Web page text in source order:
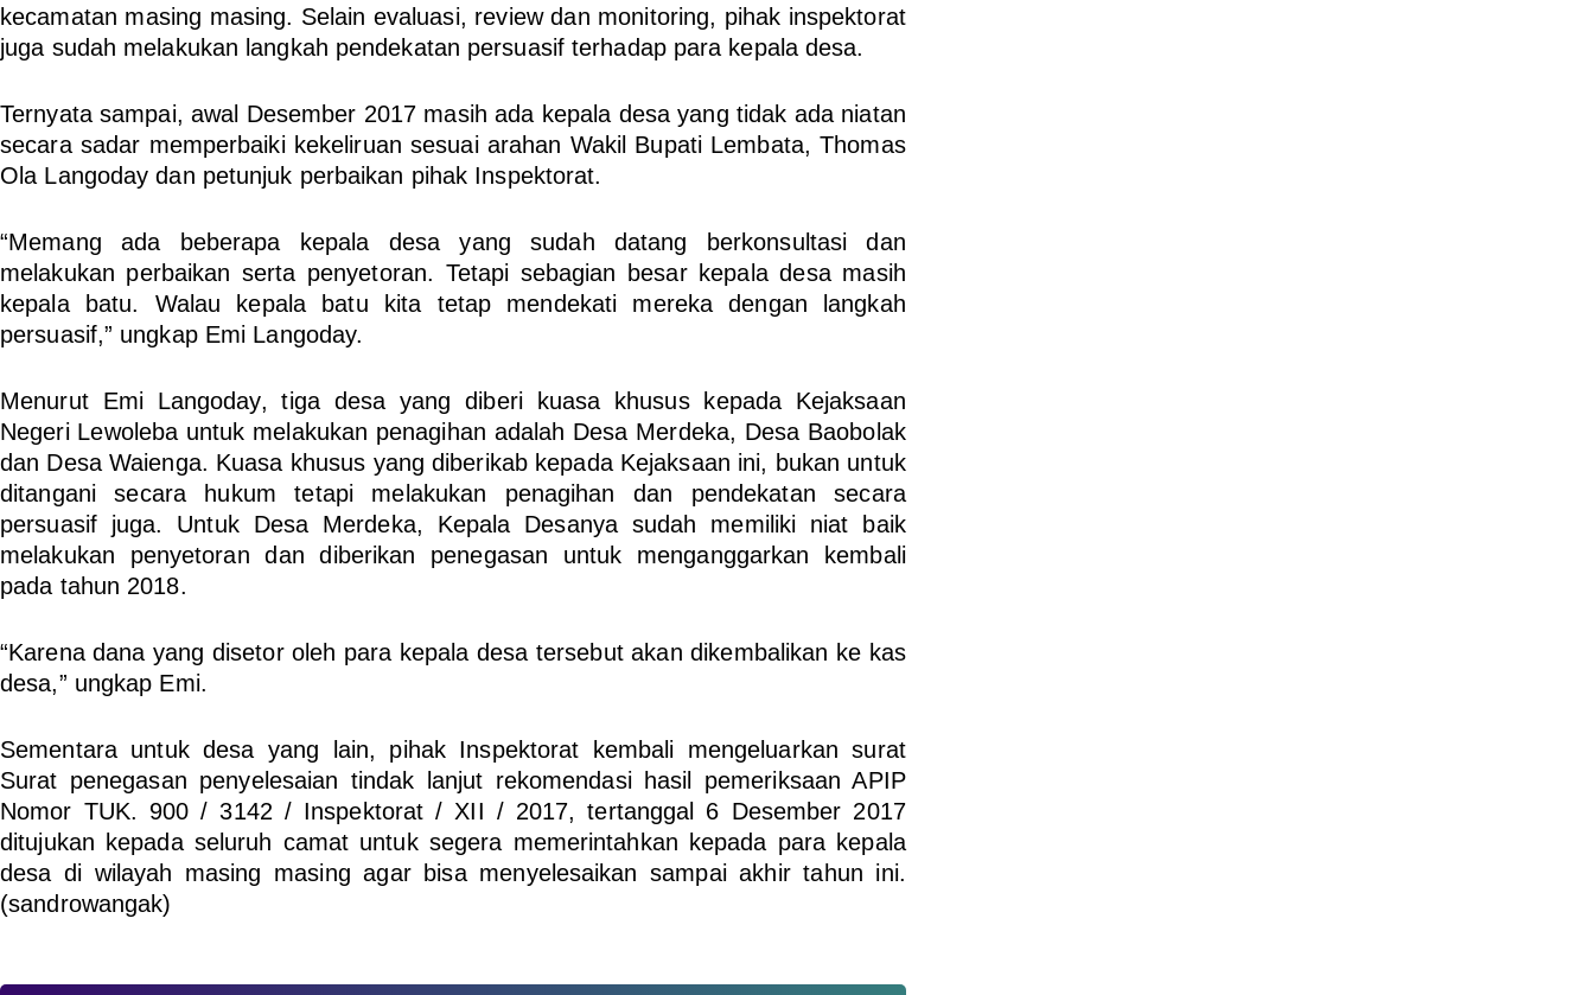
kecamatan masing masing. Selain evaluasi, review dan monitoring, pihak inspektorat
juga sudah melakukan langkah pendekatan persuasif terhadap para kepala desa.
Ternyata sampai, awal Desember 2017 masih ada kepala desa yang tidak ada niatan
secara sadar memperbaiki kekeliruan sesuai arahan Wakil Bupati Lembata, Thomas
Ola Langoday dan petunjuk perbaikan pihak Inspektorat.
“Memang ada beberapa kepala desa yang sudah datang berkonsultasi dan
melakukan perbaikan serta penyetoran. Tetapi sebagian besar kepala desa masih
kepala batu. Walau kepala batu kita tetap mendekati mereka dengan langkah
persuasif,” ungkap Emi Langoday.
Menurut Emi Langoday, tiga desa yang diberi kuasa khusus kepada Kejaksaan
Negeri Lewoleba untuk melakukan penagihan adalah Desa Merdeka, Desa Baobolak
dan Desa Waienga. Kuasa khusus yang diberikab kepada Kejaksaan ini, bukan untuk
ditangani secara hukum tetapi melakukan penagihan dan pendekatan secara
persuasif juga. Untuk Desa Merdeka, Kepala Desanya sudah memiliki niat baik
melakukan penyetoran dan diberikan penegasan untuk menganggarkan kembali
pada tahun 2018.
“Karena dana yang disetor oleh para kepala desa tersebut akan dikembalikan ke kas
desa,” ungkap Emi.
Sementara untuk desa yang lain, pihak Inspektorat kembali mengeluarkan surat
Surat penegasan penyelesaian tindak lanjut rekomendasi hasil pemeriksaan APIP
Nomor TUK. 900 / 3142 / Inspektorat / XII / 2017, tertanggal 6 Desember 2017
ditujukan kepada seluruh camat untuk segera memerintahkan kepada para kepala
desa di wilayah masing masing agar bisa menyelesaikan sampai akhir tahun ini.
(sandrowangak)